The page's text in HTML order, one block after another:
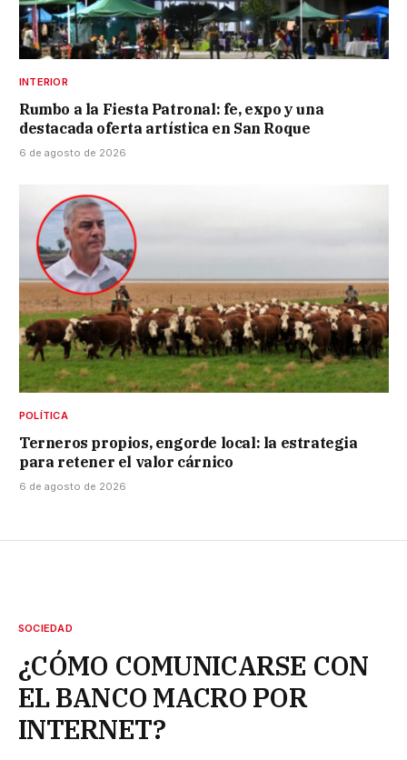
INTERIOR
Rumbo a la Fiesta Patronal: fe, expo y una
destacada oferta artística en San Roque
6 de agosto de 2026
POLÍTICA
Terneros propios, engorde local: la estrategia
para retener el valor cárnico
6 de agosto de 2026
SOCIEDAD
¿CÓMO COMUNICARSE CON
EL BANCO MACRO POR
INTERNET?